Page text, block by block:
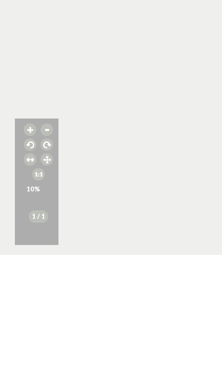
10%
1 / 1